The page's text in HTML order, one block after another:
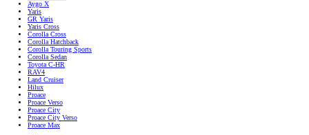
Aygo X
Yaris
GR Yaris
Yaris Cross
Corolla Cross
Corolla Hatchback
Corolla Touring Sports
Corolla Sedan
Toyota C-HR
RAV4
Land Cruiser
Hilux
Proace
Proace Verso
Proace City
Proace City Verso
Proace Max